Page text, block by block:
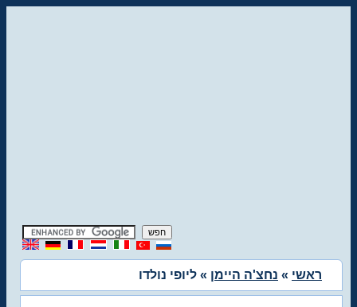
ראשי » נחצ'ה היימן » ליופי נולדו